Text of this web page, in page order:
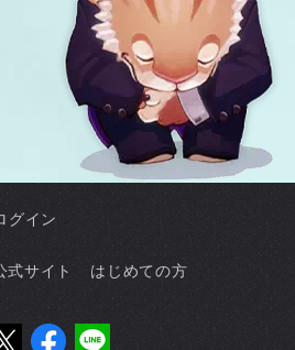
グイン
式サイト
はじめての方